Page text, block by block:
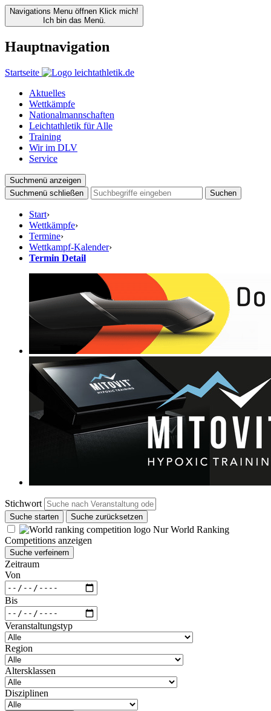
Navigations Menu öffnen Klick mich!
Ich bin das Menü.
Hauptnavigation
Startseite
Aktuelles
Wettkämpfe
Nationalmannschaften
Leichtathletik für Alle
Training
Wir im DLV
Service
Suchmenü anzeigen
Suchmenü schließen
Suchen
Start›
Wettkämpfe›
Termine›
Wettkampf-Kalender›
Termin Detail
Stichwort
Suche starten Suche zurücksetzen
Nur World Ranking
Competitions anzeigen
Suche verfeinern
Zeitraum
Von
Bis
Veranstaltungstyp
Region
Altersklassen
Disziplinen